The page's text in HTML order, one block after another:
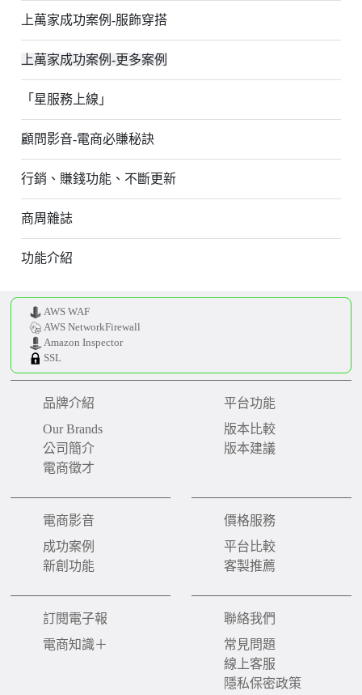
上萬家成功案例-服飾穿搭
上萬家成功案例-更多案例
「星服務上線」
顧問影音-電商必賺秘訣
行銷、賺錢功能、不斷更新
商周雜誌
功能介紹
AWS WAF
AWS NetworkFirewall
Amazon Inspector
SSL
品牌介紹
Our Brands
公司簡介
電商徵才
平台功能
版本比較
版本建議
電商影音
成功案例
新創功能
價格服務
平台比較
客製推薦
訂閱電子報
電商知識＋
聯絡我們
常見問題
線上客服
隱私保密政策